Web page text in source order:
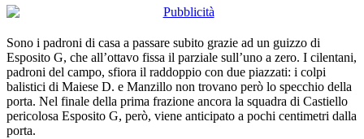
Sono i padroni di casa a passare subito grazie ad un guizzo di
Esposito G, che all’ottavo fissa il parziale sull’uno a zero. I cilentani,
padroni del campo, sfiora il raddoppio con due piazzati: i colpi
balistici di Maiese D. e Manzillo non trovano però lo specchio della
porta. Nel finale della prima frazione ancora la squadra di Castiello
pericolosa Esposito G, però, viene anticipato a pochi centimetri dalla
porta.